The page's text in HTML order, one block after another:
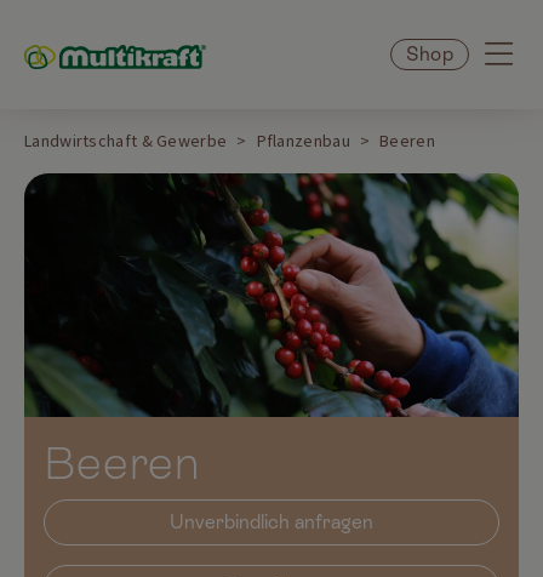
Shop
Landwirtschaft & Gewerbe Pflanzenbau Beeren
Beeren
Unverbindlich anfragen